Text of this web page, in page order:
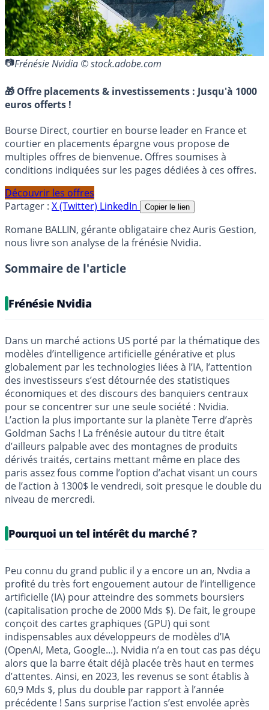
Frénésie Nvidia © stock.adobe.com
🎁 Offre placements & investissements : Jusqu'à 1000
euros offerts !
Bourse Direct, courtier en bourse leader en France et
courtier en placements épargne vous propose de
multiples offres de bienvenue. Offres soumises à
conditions indiquées sur les pages dédiées à ces offres.
Découvrir les offres
Partager : X (Twitter) LinkedIn Copier le lien
Romane BALLIN, gérante obligataire chez Auris Gestion,
nous livre son analyse de la frénésie Nvidia.
Sommaire de l'article
Frénésie Nvidia
Dans un marché actions US porté par la thématique des
modèles d’intelligence artificielle générative et plus
globalement par les technologies liées à l’IA, l’attention
des investisseurs s’est détournée des statistiques
économiques et des discours des banquiers centraux
pour se concentrer sur une seule société : Nvidia.
L’action la plus importante sur la planète Terre d’après
Goldman Sachs ! La frénésie autour du titre était
d’ailleurs palpable avec des montagnes de produits
dérivés traités, certains mettant même en place des
paris assez fous comme l’option d’achat visant un cours
de l’action à 1300$ le vendredi, soit presque le double du
niveau de mercredi.
Pourquoi un tel intérêt du marché ?
Peu connu du grand public il y a encore un an, Nvdia a
profité du très fort engouement autour de l’intelligence
artificielle (IA) pour atteindre des sommets boursiers
(capitalisation proche de 2000 Mds $). De fait, le groupe
conçoit des cartes graphiques (GPU) qui sont
indispensables aux développeurs de modèles d’IA
(OpenAI, Meta, Google...). Nvidia n’a en tout cas pas déçu
alors que la barre était déjà placée très haut en termes
d’attentes. Ainsi, en 2023, les revenus se sont établis à
60,9 Mds $, plus du double par rapport à l’année
précédente ! Sans surprise l’action s’est envolée après